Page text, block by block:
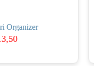
Organizer